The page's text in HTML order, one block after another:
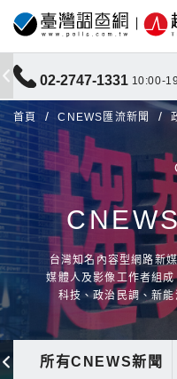
02-2747-1331 10:00-
首頁 CNEWS匯流新聞
台灣知名內容型網路新
媒體人及影像工作者組
科技、政治民調、新
所有CNEWS新聞